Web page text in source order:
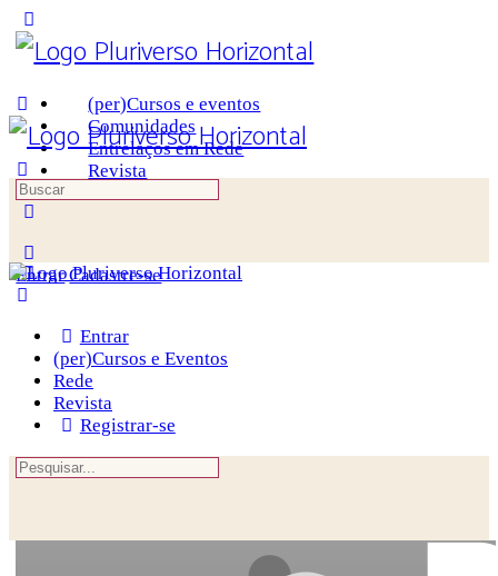
(per)Cursos e eventos
Comunidades
Entrelaços em Rede
Revista
Entrar Cadastre-se
Entrar
(per)Cursos e Eventos
Rede
Revista
Registrar-se